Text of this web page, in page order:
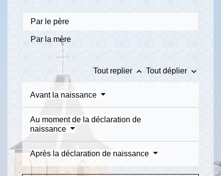
Par le père
Par la mère
Tout replier keyboard_arrow_up Tout déplier keyboard_arrow_down
Avant la naissance
Au moment de la déclaration de
naissance
Après la déclaration de naissance